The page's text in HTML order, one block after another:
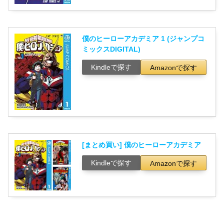
僕のヒーローアカデミア 1 (ジャンプコ
ミックスDIGITAL)
Kindleで探す Amazonで探す
[まとめ買い] 僕のヒーローアカデミア
Kindleで探す Amazonで探す